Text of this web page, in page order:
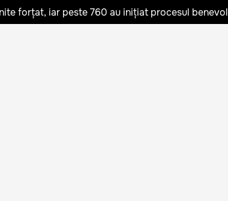
forțat, iar peste 760 au inițiat procesul benevol